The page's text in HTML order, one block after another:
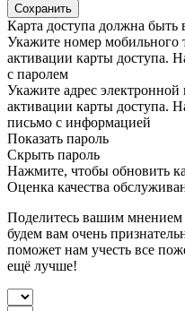
Сохранить
Карта доступа должна быть
Укажите номер мобильного
активации карты доступа.
с паролем
Укажите адрес
активации карты доступа.
письмо с информацией
Показать пароль
Скрыть пароль
Нажмите, чтобы обновить
Оценка качества
Поделитесь вашим
будем вам очень
поможет нам учесть все
ещё лучше!